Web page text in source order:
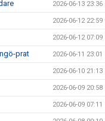
2026-06-13 23:36
2026-06-12 22:59
2026-06-12 07:09
prat 2026-06-11 23:01
2026-06-10 21:13
2026-06-09 20:58
2026-06-09 07:11